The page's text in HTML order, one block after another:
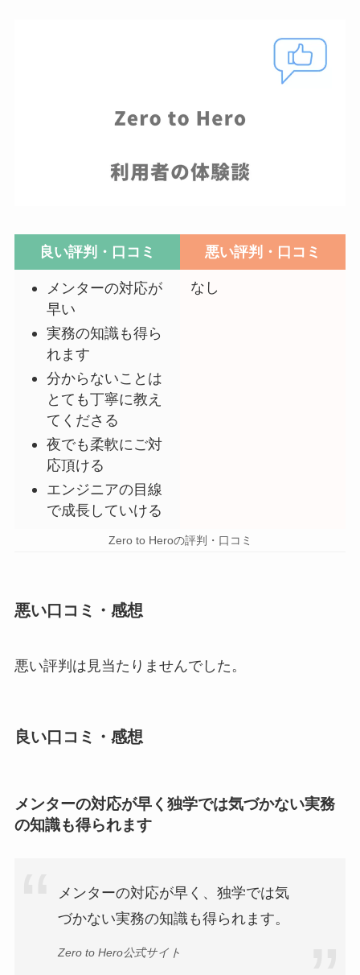
良い評判・口コミ 悪い評判・口コミ
メンターの対応が
早い
実務の知識も得ら
れます
分からないことは
とても丁寧に教え
てくださる
夜でも柔軟にご対
応頂ける
エンジニアの目線
で成長していける
なし
Zero to Heroの評判・口コミ
悪い口コミ・感想
悪い評判は見当たりませんでした。
良い口コミ・感想
メンターの対応が早く独学では気づかない実務
の知識も得られます
メンターの対応が早く、独学では気
づかない実務の知識も得られます。
Zero to Hero公式サイト